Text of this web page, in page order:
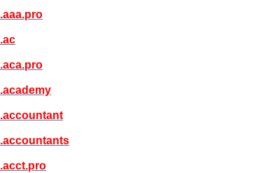
.aaa.pro
.ac
.aca.pro
.academy
.accountant
.accountants
.acct.pro